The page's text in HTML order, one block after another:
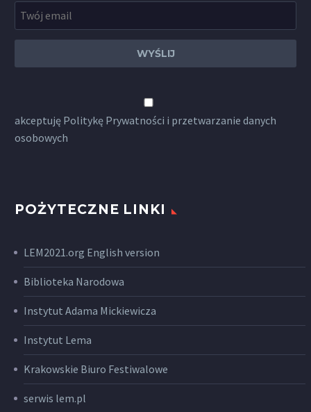
akceptuję Politykę Prywatności i przetwarzanie danych
osobowych
POŻYTECZNE LINKI
LEM2021.org English version
Biblioteka Narodowa
Instytut Adama Mickiewicza
Instytut Lema
Krakowskie Biuro Festiwalowe
serwis lem.pl